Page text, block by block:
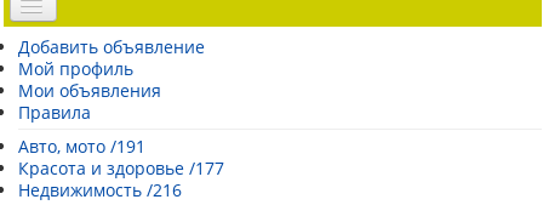
Доска объявлений
Погода Эстонии
Открытки
Каталог сайтов
| Регистрация |
Добавить объявление
Мой профиль
Мои объявления
Правила
Авто, мото /191
Красота и здоровье /177
Недвижимость /216